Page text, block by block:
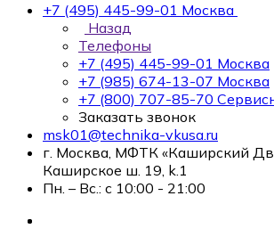
+7 (495) 445-99-01 Москва
Назад
Телефоны
+7 (495) 445-99-01 Москва
+7 (985) 674-13-07 Москва
+7 (800) 707-85-70
Заказать звонок
msk01@technika-vkusa.ru
г. Москва, МФТК «Каширский
Каширское ш. 19, k.1
Пн. – Вс.: с 10:00 - 21:00